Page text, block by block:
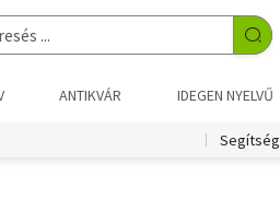
ANTIKVÁR IDEGEN NYELVŰ
Segítség